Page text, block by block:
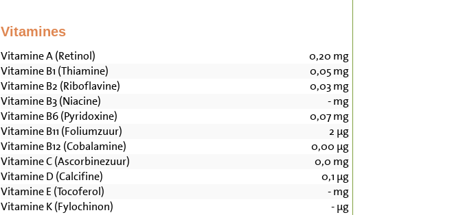
Vitamines
Vitamine A (Retinol) 0,20 mg
Vitamine B1 (Thiamine)
0,05mg
Vitamine B2 (Riboflavine)
0,03mg
Vitamine B3 (Niacine)
-mg
Vitamine B6 (Pyridoxine)
0,07mg
Vitamine B11 (Foliumzuur)
2 µg
Vitamine B12 (Cobalamine)
0,00 µg
Vitamine C (Ascorbinezuur)
0,0 mg
Vitamine D (Calcifine)
0,1 µg
Vitamine E (Tocoferol)
-mg
Vitamine K (Fylochinon)
-µg